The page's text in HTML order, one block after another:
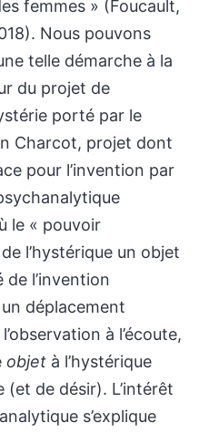
femmes » (Foucault,
Nous pouvons
telle démarche à la
du projet de
porté par le
Charcot, projet dont
pour l’invention par
le « pouvoir
l’hystérique un objet
de l’invention
déplacement
à l’écoute,
objet à l’hystérique
(et de désir). L’intérêt
s’explique